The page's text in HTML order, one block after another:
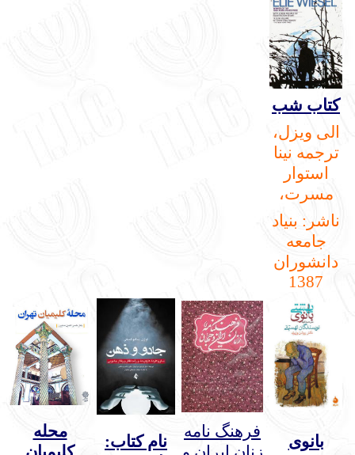
کتاب شب
الی ویزل،
ترجمه نینا
استوار
مسرت،
ناشر: بنیاد
جامعه
دانشوران
1387
بانوی
فرهنگ نامه
نام کتاب:
محله